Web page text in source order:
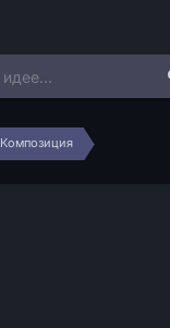
Композиция